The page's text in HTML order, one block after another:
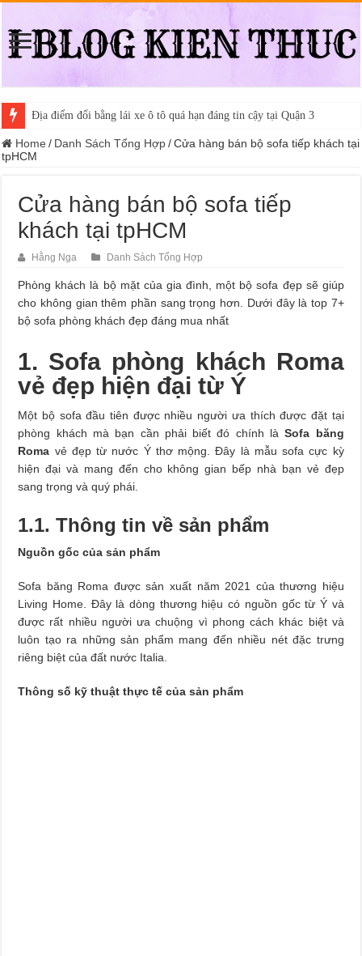
Địa điểm đổi bằng lái xe ô tô quá hạn đáng tin cậy tại Quận 3
Trung tâm nào học thi giấy phép lái xe hạng A (A2 cũ), A1 uy tín tại
Home / Danh Sách Tổng Hợp / Cửa hàng bán bộ sofa tiếp khách tại
tpHCM
Cửa hàng bán bộ sofa tiếp
khách tại tpHCM
Hằng Nga Danh Sách Tổng Hợp
Phòng khách là bộ mặt của gia đình, một bộ sofa đẹp sẽ giúp
cho không gian thêm phần sang trọng hơn. Dưới đây là top 7+
bộ sofa phòng khách đẹp đáng mua nhất
1. Sofa phòng khách Roma
vẻ đẹp hiện đại từ Ý
Một bộ sofa đầu tiên được nhiều người ưa thích được đặt tại
phòng khách mà bạn cần phải biết đó chính làSofa băng
Roma vẻ đẹp từ nước Ý thơ mộng. Đây là mẫu sofa cực kỳ
hiện đại và mang đến cho không gian bếp nhà bạn vẻ đẹp
sang trọng và quý phái.
1.1. Thông tin về sản phẩm
Nguồn gốc của sản phẩm
Sofa băng Roma được sản xuất năm 2021 của thương hiệu
Living Home. Đây là dòng thương hiệu có nguồn gốc từ Ý và
được rất nhiều người ưa chuộng vì phong cách khác biệt và
luôn tạo ra những sản phẩm mang đến nhiều nét đặc trưng
riêng biệt của đất nước Italia.
Thông số kỹ thuật thực tế của sản phẩm